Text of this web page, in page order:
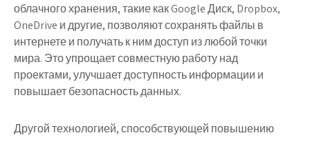
облачного хранения, такие как Google Диск, Dropbox,
OneDrive и другие, позволяют сохранять файлы в
интернете и получать к ним доступ из любой точки
мира. Это упрощает совместную работу над
проектами, улучшает доступность информации и
повышает безопасность данных.
Другой технологией, способствующей повышению